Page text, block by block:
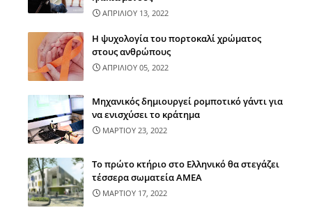
ΑΠΡΙΛΙΟΥ 13, 2022
Η ψυχολογία του πορτοκαλί χρώματος
στους ανθρώπους
ΑΠΡΙΛΙΟΥ 05, 2022
Μηχανικός δημιουργεί ρομποτικό γάντι για
να ενισχύσει το κράτημα
ΜΑΡΤΙΟΥ 23, 2022
Τo πρώτο κτήριο στο Ελληνικό θα στεγάζει
τέσσερα σωματεία ΑΜΕΑ
ΜΑΡΤΙΟΥ 17, 2022